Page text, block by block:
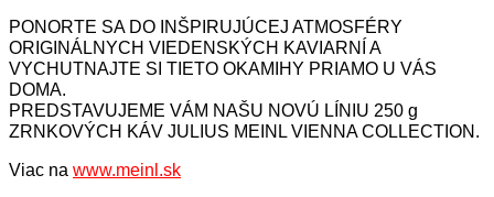
PONORTE SA DO INŠPIRUJÚCEJ ATMOSFÉRY
ORIGINÁLNYCH VIEDENSKÝCH KAVIARNÍ A
VYCHUTNAJTE SI TIETO OKAMIHY PRIAMO U VÁS
DOMA.
PREDSTAVUJEME VÁM NAŠU NOVÚ LÍNIU 250 g
ZRNKOVÝCH KÁV JULIUS MEINL VIENNA COLLECTION.
Viac na www.meinl.sk